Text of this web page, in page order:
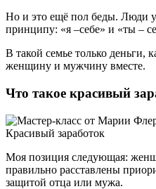
Но и это ещё пол беды. Люди
принципу: «я –себе» и «ты –
В такой семье только деньги,
женщину и мужчину вместе.
Что такое красивый
Моя позиция следующая:
правильно расставлены
защитой отца или мужа.